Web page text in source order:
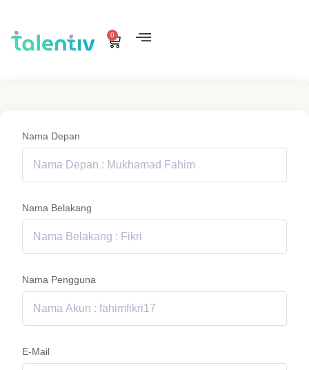
0
Nama Depan
Nama Belakang
Nama Pengguna
E-Mail